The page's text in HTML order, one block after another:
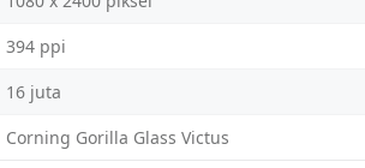
394 ppi
16 juta
Corning Gorilla Glass Victus